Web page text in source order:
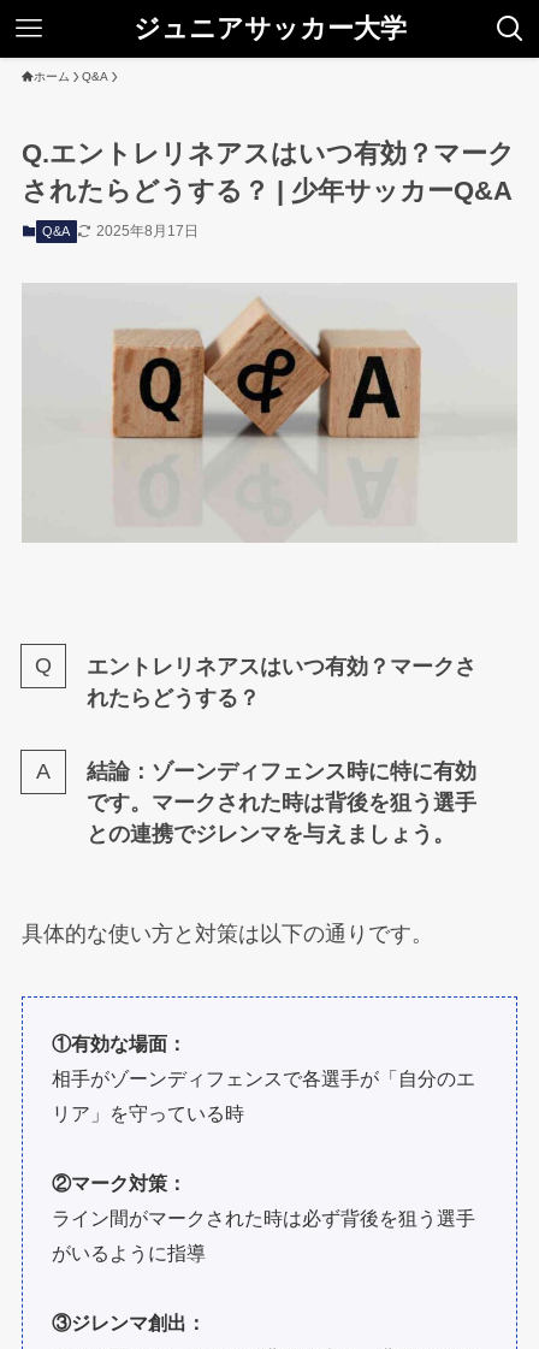
ジュニアサッカー大学
ホーム Q&A
Q.エントレリネアスはいつ有効？マーク
されたらどうする？ | 少年サッカーQ&A
Q&A 2025年8月17日
エントレリネアスはいつ有効？マークさ
れたらどうする？
結論：ゾーンディフェンス時に特に有効
です。マークされた時は背後を狙う選手
との連携でジレンマを与えましょう。
具体的な使い方と対策は以下の通りです。
①有効な場面：
相手がゾーンディフェンスで各選手が「自分のエ
リア」を守っている時
②マーク対策：
ライン間がマークされた時は必ず背後を狙う選手
がいるように指導
③ジレンマ創出：